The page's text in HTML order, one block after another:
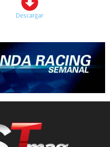
Descargar